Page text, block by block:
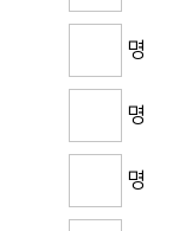
명
명
명